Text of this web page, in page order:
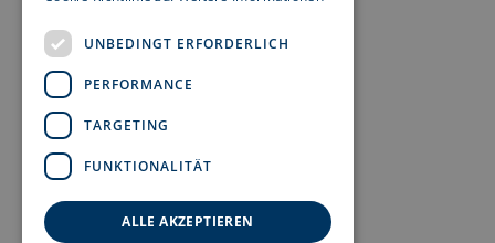
UNBEDINGT ERFORDERLICH
PERFORMANCE
TARGETING
FUNKTIONALITÄT
ALLE AKZEPTIEREN